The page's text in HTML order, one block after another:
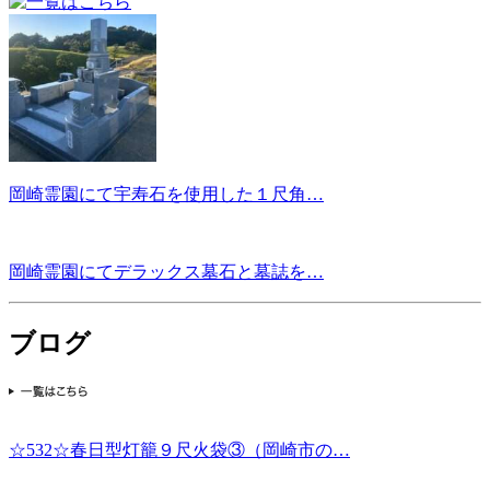
岡崎霊園にて宇寿石を使用した１尺角…
岡崎霊園にてデラックス墓石と墓誌を…
ブログ
☆532☆春日型灯籠９尺火袋③（岡崎市の…